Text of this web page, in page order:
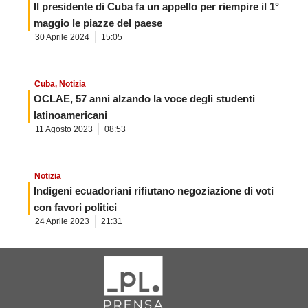
Il presidente di Cuba fa un appello per riempire il 1°
maggio le piazze del paese
30 Aprile 2024 15:05
Cuba, Notizia
OCLAE, 57 anni alzando la voce degli studenti
latinoamericani
11 Agosto 2023 08:53
Notizia
Indigeni ecuadoriani rifiutano negoziazione di voti
con favori politici
24 Aprile 2023 21:31